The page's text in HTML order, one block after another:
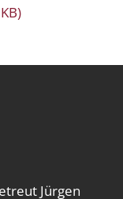
Jürgen